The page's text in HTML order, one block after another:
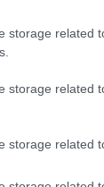
storage related
storage related
storage related